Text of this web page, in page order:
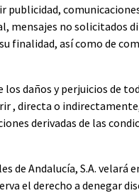
mensajes no solicitados
finalidad, así como de
los daños y perjuicios de
, directa o
derivadas de las
de Andalucía, S.A.
el derecho a denegar